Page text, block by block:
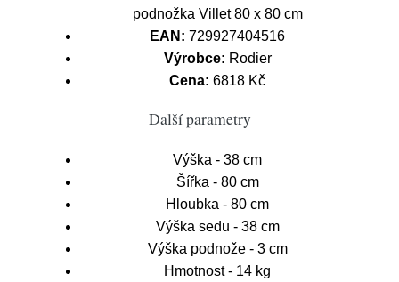
podnožka Villet 80 x 80 cm
EAN: 729927404516
Výrobce: Rodier
Cena: 6818 Kč
Další parametry
Výška - 38 cm
Šířka - 80 cm
Hloubka - 80 cm
Výška sedu - 38 cm
Výška podnože - 3 cm
Hmotnost - 14 kg